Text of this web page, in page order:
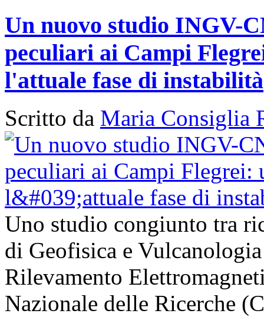
Un nuovo studio INGV-
peculiari ai Campi
l'attuale fase di instabilità
Scritto da Maria Consiglia
Uno studio congiunto tra
di Geofisica e
Rilevamento
Nazionale delle Ricerche